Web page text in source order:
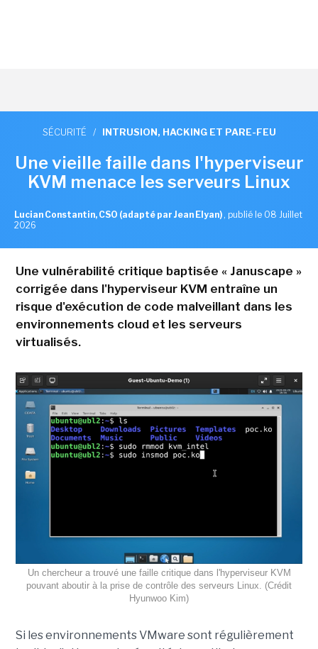
SÉCURITÉ / INTRUSION, HACKING ET PARE-FEU
Une vieille faille dans l'hyperviseur
KVM menace les serveurs Linux
Lucian Constantin, CSO (adapté par Jean Elyan) , publié le 08 Juillet
2026
Une vulnérabilité critique baptisée « Januscape »
corrigée dans l'hyperviseur KVM entraîne un
risque d'exécution de code malveillant dans les
environnements cloud et les serveurs
virtualisés.
Un chercheur a trouvé une faille critique dans l'hyperviseur KVM
pouvant aboutir à la prise de contrôle des serveurs Linux. (Crédit
Hyunwoo Kim)
Si les environnements VMware sont régulièrement